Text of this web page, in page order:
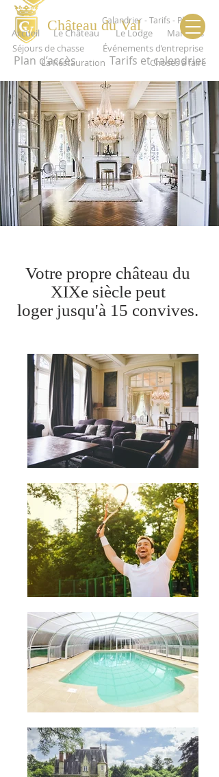
Plan d’accès
Château du Val
Tarifs et calendrier
Calandrier - Tarifs - Plan
Accueil Le Château Le Lodge
Mariages
Séjours de chasse
Événements d’entreprise
La Restauration
Choses à faire
Votre propre château du
XIXe siècle peut
loger jusqu'à 15 convives.